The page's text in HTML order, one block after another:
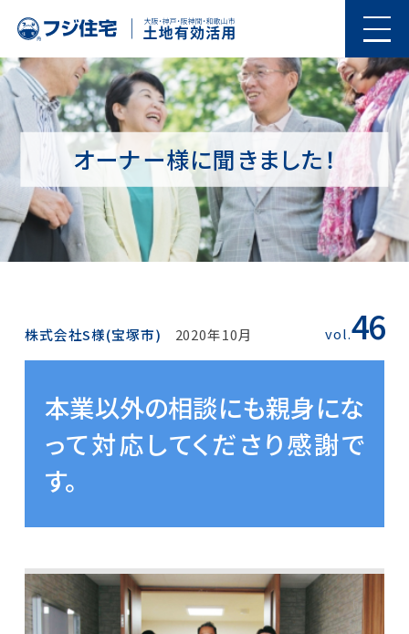
オーナー様に聞きました！
株式会社S様(宝塚市) 2020年10月 vol.46
本業以外の相談にも親身にな
って対応してくださり感謝で
す。